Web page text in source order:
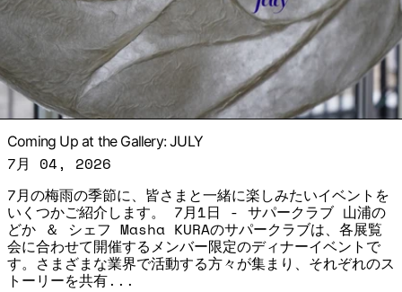
Coming Up at the Gallery: JULY
7月 04, 2026
7月の梅雨の季節に、皆さまと一緒に楽しみたいイベントを
いくつかご紹介します。 7月1日 - サパークラブ 山浦の
どか ＆ シェフ Masha KURAのサパークラブは、各展覧
会に合わせて開催するメンバー限定のディナーイベントで
す。さまざまな業界で活動する方々が集まり、それぞれのス
トーリーを共有...